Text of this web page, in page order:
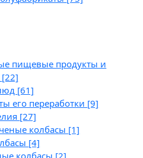
пищевые продукты и
[22]
[61]
его переработки [9]
[27]
колбасы [1]
[4]